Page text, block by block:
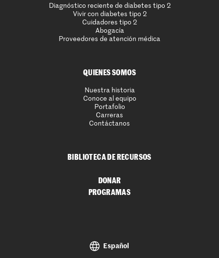
Diagnóstico reciente de diabetes tipo 2
Vivir con diabetes tipo 2
Cuidadores tipo 2
Abogacía
Proveedores de atención médica
QUIENES SOMOS
Nuestra historia
Conoce al equipo
Portafolio
Carreras
Contáctanos
BIBLIOTECA DE RECURSOS
DONAR
PROGRAMAS
Español